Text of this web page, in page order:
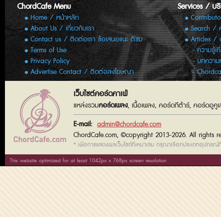
ChordCafe Menu
Home / หน้าหลัก
About Us / เกี่ยวกับเรา
Contact us / ติดต่อเรา ข้อเสนอแนะ ติชม
Terms of Use
Privacy Policy
Advertise Contact / ติดต่อลงโฆษณา
Services / บ
Search /
Articles /
ความรู้
บทความ
เว็บไซต์คอร์ดคาเฟ่
แหล่งรวมคอร์ดเพลง, เนื้อเพลง, คอร์ดกีต้าร์, คอร์ดอูคู
E-mail: admin@chordcafe.com
ChordCafe.com, ©copyright 2013-2026. All rights
* เพื่อการแสดงผลเว็บไซต์ที่เหมาะสม กรุณาเลือกประเภทอุปกรณ์
This website optimized for at least 1042px x 768px screen resolution